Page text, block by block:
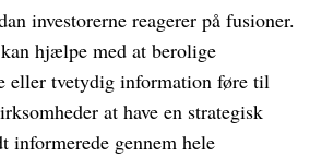
investorerne reagerer på fusioner.
hjælpe med at berolige
eller tvetydig information føre til
at have en strategisk
informerede gennem hele